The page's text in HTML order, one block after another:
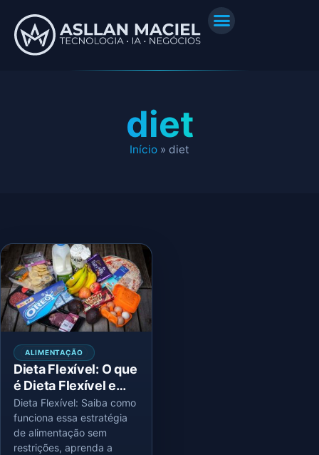
diet
Início » diet
ALIMENTAÇÃO
Dieta Flexível: O que
é Dieta Flexível e
Como Começar?
Dieta Flexível: Saiba como
funciona essa estratégia
de alimentação sem
restrições, aprenda a